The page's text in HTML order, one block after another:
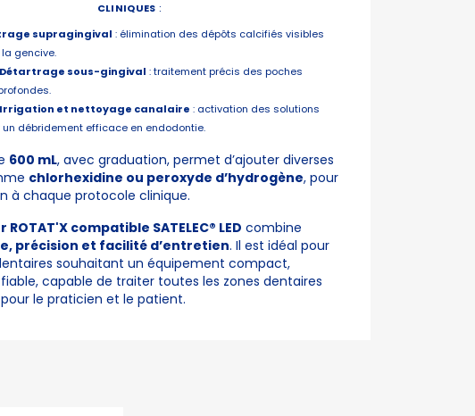
CLINIQUES :
supragingival : élimination des dépôts calcifiés visibles
gencive.
Détartrage sous-gingival : traitement précis des poches
Irrigation et nettoyage canalaire : activation des solutions
débridement efficace en endodontie.
600 mL, avec graduation, permet d’ajouter diverses
chlorhexidine ou peroxyde d’hydrogène, pour
à chaque protocole clinique.
compatible SATELEC® LED combine
précision et facilité d’entretien. Il est idéal pour
souhaitant un équipement compact,
capable de traiter toutes les zones dentaires
le praticien et le patient.